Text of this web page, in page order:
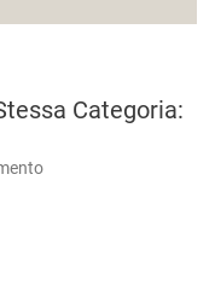
Categoria: